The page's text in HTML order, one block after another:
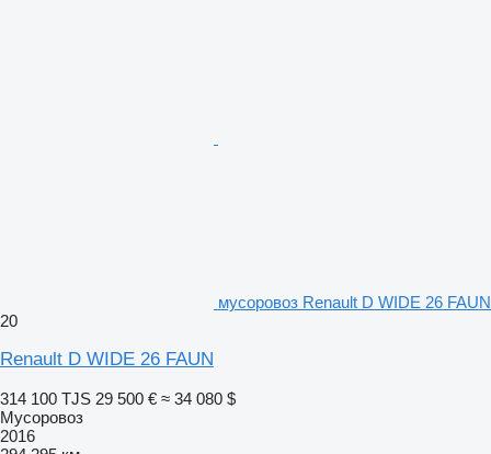
мусоровоз Renault D WIDE 26 FAUN
20
Renault D WIDE 26 FAUN
314 100 TJS 29 500 € ≈ 34 080 $
Мусоровоз
2016